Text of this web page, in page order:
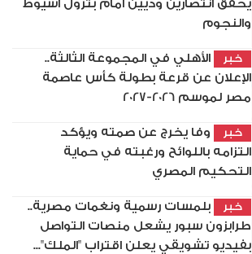
يحقق انتصارين وديين أمام بترول أسيوط
والنجوم
خبر
الأهلي في المجموعة الثالثة..
الإعلان عن قرعة بطولة كأس عاصمة
مصر لموسم 2026-2027
خبر
وفا يخرج عن صمته ويؤكد
التزامه باللوائح ورغبته في حماية
التحكيم المصري
خبر
بلمسات رسمية ونغمات مصرية..
طرابزون سبور يشعل منصات التواصل
بفيديو تشويقي يعلن اقتراب "الملك"...